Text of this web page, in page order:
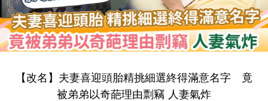
【改名】夫妻喜迎頭胎精挑細選終得滿意名字 竟
被弟弟以奇葩理由剽竊 人妻氣炸